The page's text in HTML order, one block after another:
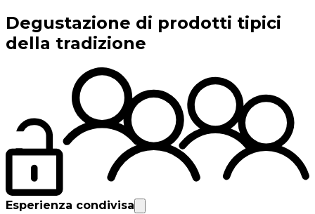
Degustazione di prodotti tipici
della tradizione
Esperienza condivisa